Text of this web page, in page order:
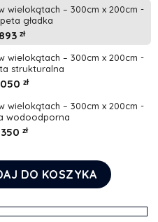
wielokątach – 300cm x 200cm -
gładka
893 zł
wielokątach – 300cm x 200cm -
strukturalna
zł
wielokątach – 300cm x 200cm -
wodoodporna
zł
w wielokątach
DO KOSZYKA